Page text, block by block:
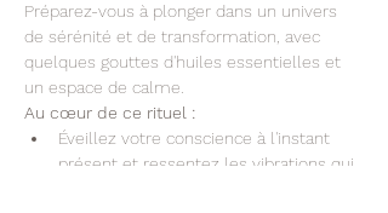
Préparez-vous à plonger dans un univers
de sérénité et de transformation, avec
quelques gouttes d'huiles essentielles et
un espace de calme.
Au cœur de ce rituel :
Éveillez votre conscience à l'instant
présent et ressentez les vibrations qui